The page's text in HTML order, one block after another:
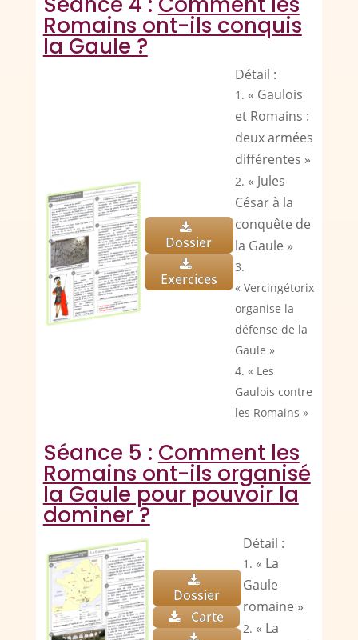
Romains ont-ils conquis
la Gaule ?
Dossier
Exercices
Détail :
« Gaulois
et Romains :
deux armées
différentes »
« Jules
César à la
conquête de
la Gaule »
« Vercingétorix
organise la
défense de la
Gaule »
« Les
Gaulois contre
les Romains »
Séance 5 : Comment les
Romains ont-ils organisé
la Gaule pour pouvoir la
dominer ?
Dossier
Carte
Détail :
« La
Gaule
romaine »
« La